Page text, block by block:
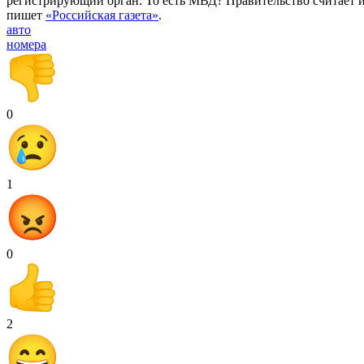
пишет «Российская газета».
авто
номера
0
1
0
2